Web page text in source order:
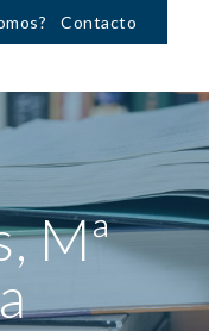
Contacto
Mª